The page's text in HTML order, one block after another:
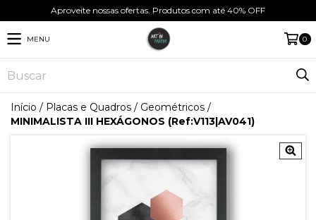
Aproveite nossas ofertas. Produtos com até 40% OFF
MENU 0
Início / Placas e Quadros / Geométricos /
MINIMALISTA III HEXÁGONOS (Ref:V113|AV041)